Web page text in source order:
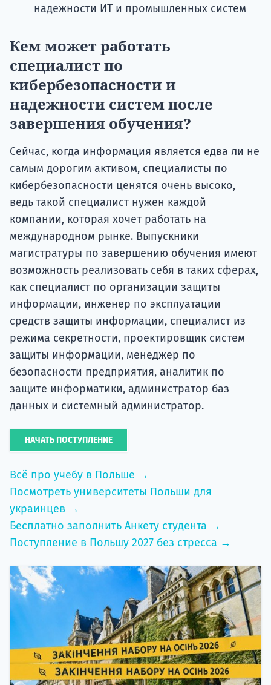
надежности ИТ и промышленных систем
Кем может работать
специалист по
кибербезопасности и
надежности систем после
завершения обучения?
Сейчас, когда информация является едва ли не
самым дорогим активом, специалисты по
кибербезопасности ценятся очень высоко,
ведь такой специалист нужен каждой
компании, которая хочет работать на
международном рынке. Выпускники
магистратуры по завершению обучения имеют
возможность реализовать себя в таких сферах,
как специалист по организации защиты
информации, инженер по эксплуатации
средств защиты информации, специалист из
режима секретности, проектировщик систем
защиты информации, менеджер по
безопасности предприятия, аналитик по
защите информатики, администратор баз
данных и системный администратор.
НАЧАТЬ ПОСТУПЛЕНИЕ
Всё про учебу в Польше →
Посмотреть университеты Польши для
украинцев →
Бесплатно заполнить Анкету студента →
Поступление в Польшу 2027 без стресса →